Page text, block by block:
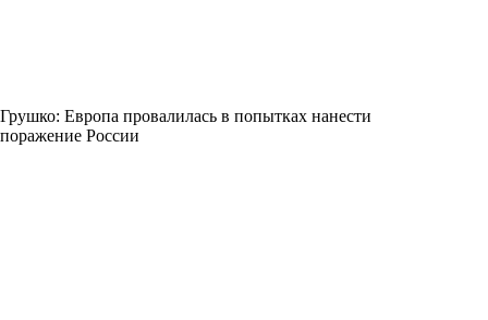
Грушко: Европа провалилась в попытках нанести
поражение России